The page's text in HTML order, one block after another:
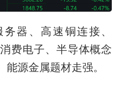
器、高速铜连接、
费电子、半导体概念
能源金属题材走强。